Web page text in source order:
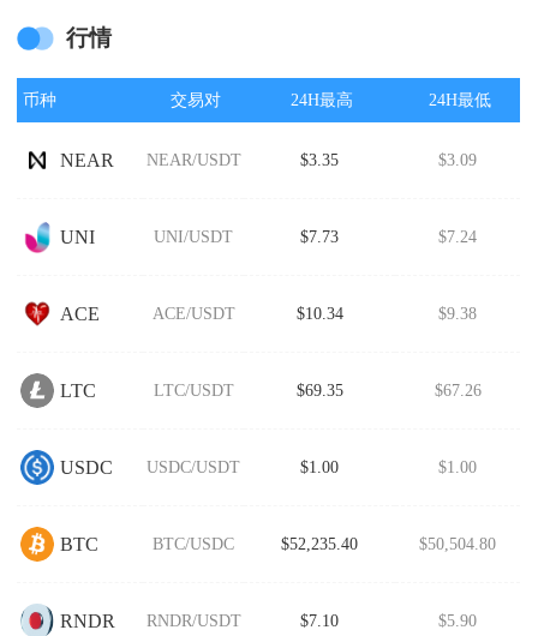
行情
币种 交易对 24H最高 24H最低
NEAR NEAR/USDT $3.35 $3.09
UNI UNI/USDT $7.73 $7.24
ACE ACE/USDT $10.34 $9.38
LTC LTC/USDT $69.35 $67.26
USDC USDC/USDT $1.00 $1.00
BTC BTC/USDC $52,235.40 $50,504.80
RNDR RNDR/USDT $7.10 $5.90